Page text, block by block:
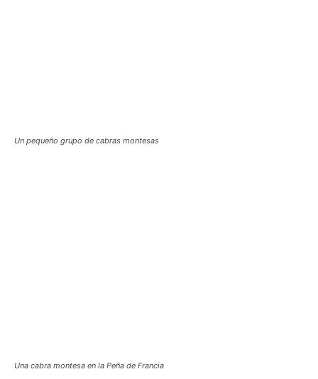
Un pequeño grupo de cabras montesas
Una cabra montesa en la Peña de Francia